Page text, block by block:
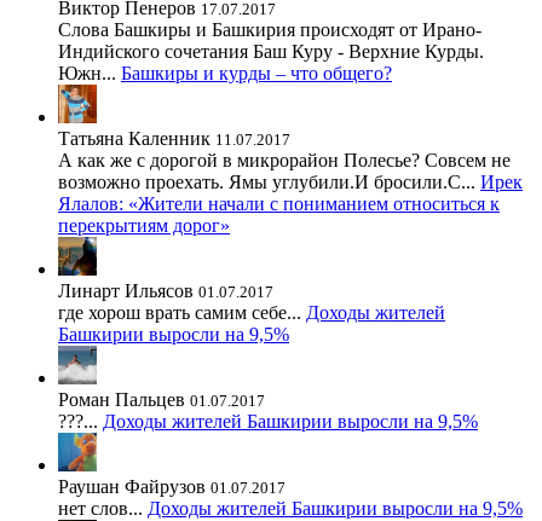
Виктор Пенеров 17.07.2017
Слова Башкиры и Башкирия происходят от Ирано-
Индийского сочетания Баш Куру - Верхние Курды.
Южн... Башкиры и курды – что общего?
Татьяна Каленник 11.07.2017
А как же с дорогой в микрорайон Полесье? Совсем не
возможно проехать. Ямы углубили.И бросили.С... Ирек
Ялалов: «Жители начали с пониманием относиться к
перекрытиям дорог»
Линарт Ильясов 01.07.2017
где хорош врать самим себе... Доходы жителей
Башкирии выросли на 9,5%
Роман Пальцев 01.07.2017
???... Доходы жителей Башкирии выросли на 9,5%
Раушан Файрузов 01.07.2017
нет слов... Доходы жителей Башкирии выросли на 9,5%